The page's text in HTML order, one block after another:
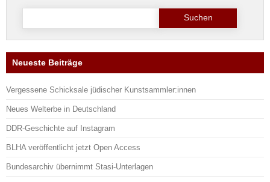
Suche
Neueste Beiträge
Vergessene Schicksale jüdischer Kunstsammler:innen
Neues Welterbe in Deutschland
DDR-Geschichte auf Instagram
BLHA veröffentlicht jetzt Open Access
Bundesarchiv übernimmt Stasi-Unterlagen